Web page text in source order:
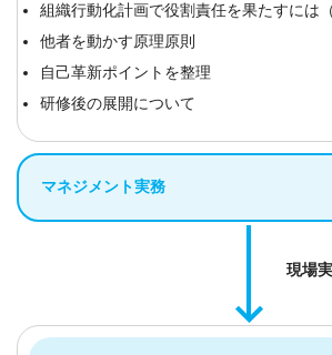
組織行動化計画で役割責任を果たすには
他者を動かす原理原則
自己革新ポイントを整理
研修後の展開について
マネジメント実務
現場